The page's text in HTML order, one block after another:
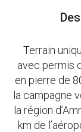
Terrain
avec permis
en pierre de
la campagne
la région
km de